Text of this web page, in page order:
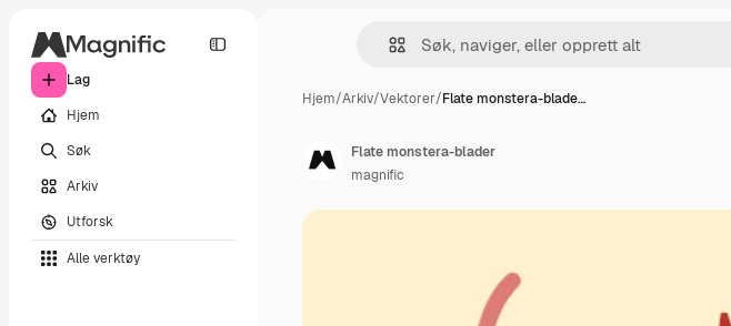
Lag
Hjem
Søk
Arkiv
Utforsk
Alle verktøy
Hjem/Arkiv/Vektorer/Flate monstera-blade…
Flate monstera-blader
magnific